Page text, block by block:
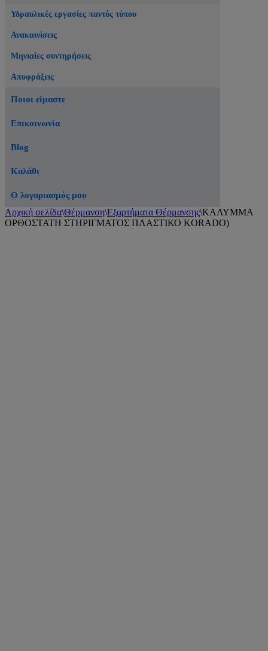
Υδραυλικές εργασίες παντός τύπου
Ανακαινίσεις
Μηνιαίες συντηρήσεις
Αποφράξεις
Ποιοι είμαστε
Επικοινωνία
Blog
Καλάθι
Ο λογαριασμός μου
Αρχική σελίδα\Θέρμανση\Εξαρτήματα Θέρμανσης\ΚΑΛΥΜΜΑ
ΟΡΘΟΣΤΑΤΗ ΣΤΗΡΙΓΜΑΤΟΣ ΠΛΑΣΤΙΚΟ KORADO)